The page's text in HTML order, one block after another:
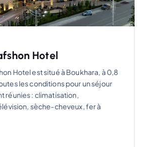
Hotel
Hotel est situé à Boukhara, à 0,8
les conditions pour un séjour
réunies : climatisation,
sèche-cheveux, fer à